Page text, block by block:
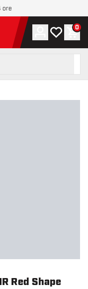
ore
Account
La mia0
Red Shape